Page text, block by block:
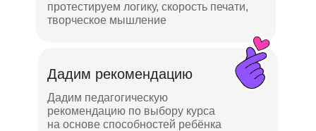
протестируем логику, скорость печати,
творческое мышление
Дадим рекомендацию
Дадим педагогическую
рекомендацию по выбору курса
на основе способностей ребёнка